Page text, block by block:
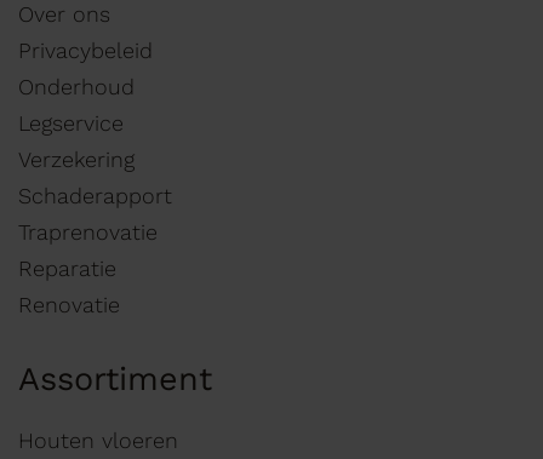
Over ons
Privacybeleid
Onderhoud
Legservice
Verzekering
Schaderapport
Traprenovatie
Reparatie
Renovatie
Assortiment
Houten vloeren